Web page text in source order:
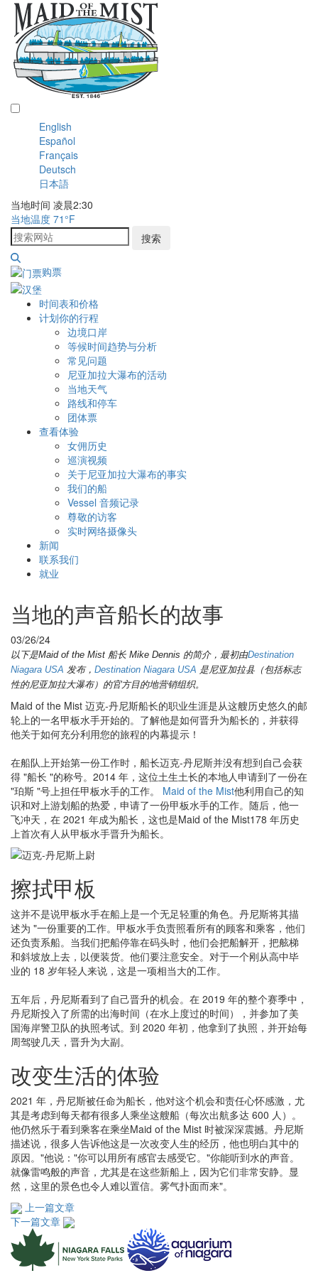
English
Español
Français
Deutsch
日本語
当地时间 凌晨2:30
当地温度 71°F
搜索
购票
时间表和价格
计划你的行程
边境口岸
等候时间趋势与分析
常见问题
尼亚加拉大瀑布的活动
当地天气
路线和停车
团体票
查看体验
女佣历史
巡演视频
关于尼亚加拉大瀑布的事实
我们的船
Vessel 音频记录
尊敬的访客
实时网络摄像头
新闻
联系我们
就业
当地的声音船长的故事
03/26/24
以下是Maid of the Mist 船长 Mike Dennis 的简介，最初由Destination
Niagara USA 发布， Destination Niagara USA 是尼亚加拉县（包括标志
性的尼亚加拉大瀑布）的官方目的地营销组织。
Maid of the Mist 迈克-丹尼斯船长的职业生涯是从这艘历史悠久的邮
轮上的一名甲板水手开始的。了解他是如何晋升为船长的，并获得
他关于如何充分利用您的旅程的内幕提示！
在船队上开始第一份工作时，船长迈克-丹尼斯并没有想到自己会获
得 "船长 "的称号。2014 年，这位土生土长的本地人申请到了一份在
"珀斯 "号上担任甲板水手的工作。 Maid of the Mist他利用自己的知
识和对上游划船的热爱，申请了一份甲板水手的工作。随后，他一
飞冲天，在 2021 年成为船长，这也是Maid of the Mist178 年历史
上首次有人从甲板水手晋升为船长。
擦拭甲板
这并不是说甲板水手在船上是一个无足轻重的角色。丹尼斯将其描
述为 "一份重要的工作。甲板水手负责照看所有的顾客和乘客，他们
还负责系船。当我们把船停靠在码头时，他们会把船解开，把舷梯
和斜坡放上去，以便装货。他们要注意安全。对于一个刚从高中毕
业的 18 岁年轻人来说，这是一项相当大的工作。
五年后，丹尼斯看到了自己晋升的机会。在 2019 年的整个赛季中，
丹尼斯投入了所需的出海时间（在水上度过的时间），并参加了美
国海岸警卫队的执照考试。到 2020 年初，他拿到了执照，并开始每
周驾驶几天，晋升为大副。
改变生活的体验
2021 年，丹尼斯被任命为船长，他对这个机会和责任心怀感激，尤
其是考虑到每天都有很多人乘坐这艘船（每次出航多达 600 人）。
他仍然乐于看到乘客在乘坐Maid of the Mist 时被深深震撼。丹尼斯
描述说，很多人告诉他这是一次改变人生的经历，他也明白其中的
原因。"他说："你可以用所有感官去感受它。"你能听到水的声音。
就像雷鸣般的声音，尤其是在这些新船上，因为它们非常安静。显
然，这里的景色也令人难以置信。雾气扑面而来"。
上一篇文章
下一篇文章